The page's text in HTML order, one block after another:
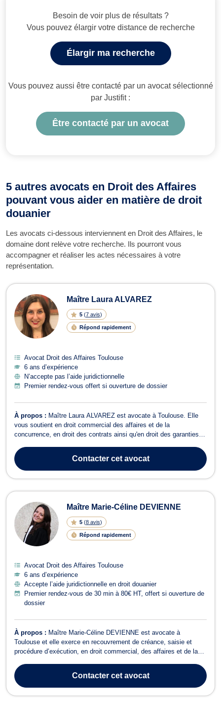
Besoin de voir plus de résultats ?
Vous pouvez élargir votre distance de recherche
Élargir ma recherche
Vous pouvez aussi être contacté par un avocat sélectionné
par Justifit :
Être contacté par un avocat
5 autres avocats en Droit des Affaires
pouvant vous aider en matière de droit
douanier
Les avocats ci-dessous interviennent en Droit des Affaires, le
domaine dont relève votre recherche. Ils pourront vous
accompagner et réaliser les actes nécessaires à votre
représentation.
Maître Laura ALVAREZ
5 (7 avis)
Répond rapidement
Avocat Droit des Affaires Toulouse
6 ans d’expérience
N’accepte pas l’aide juridictionnelle
Premier rendez-vous offert si ouverture de dossier
À propos : Maître Laura ALVAREZ est avocate à Toulouse. Elle
vous soutient en droit commercial des affaires et de la
concurrence, en droit des contrats ainsi qu'en droit des garanties,
de la famille. En droit commercial, des affaires et de la
concurrence, Maître ALVAREZ vo...
Contactercet avocat
Maître Marie-Céline DEVIENNE
5 (8 avis)
Répond rapidement
Avocat Droit des Affaires Toulouse
6 ans d’expérience
Accepte l’aide juridictionnelle en droit douanier
Premier rendez-vous de 30 min à 80€ HT, offert si ouverture de
dossier
À propos : Maître Marie-Céline DEVIENNE est avocate à
Toulouse et elle exerce en recouvrement de créance, saisie et
procédure d’exécution, en droit commercial, des affaires et de la
En recouvrement de créance, saisie et procédure d’exécution,
Maître Marie-Céline DEV...Contactercet avocat